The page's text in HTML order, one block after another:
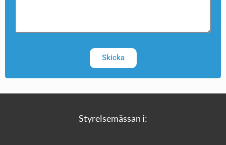
Skicka
Styrelsemässan i: